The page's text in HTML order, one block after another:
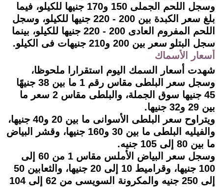
وسجل اللحم الجملى 150 و170 جنيها للكيلو، فيما
بلغ سعر الكبدة بين 200 - 220 جنيها للكيلو، وسجل
اللحم المفروم العادى 200 - 220 جنيها للكيلو، بينما
سجل البتلو سعر بين 200 و210 جنيهات فى الكيلو.
أسعار الأسماك
شهدت أسعار السمك اليوم استقرارا ملحوظا،
وسجل سعر البلطى مقاس رقم 1 ما بين 38 جنيهًا
45 جنيها سوق الجملة، والبلطى مقاس 2 سعر ما
بين 29 و32 جنيها.
ويتراوح سعر البلطى الأسوانى ما بين 20 و40 جنيها،
والفيليه البلطى ما بين 30 و160 جنيها، وقشر البياض
ما بين 80 إلى 105 جنيه.
وسجل سعر البياض الأملس مقاس 1 من 60 إلى
100 جنيها، وقراميط 10 إلى 20 جنيها، والثعابين 50
إلى 250 جنيه والمكرونة السويسى من 62 إلى 104